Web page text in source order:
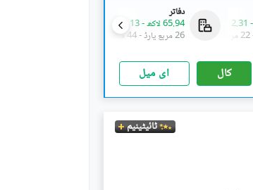
دفاتر
65.94 لاکھ
-1.13 کروڑ
26 مربع یارڈ
-44 مربع یارڈ
2.31 کروڑ
22 مربع یارڈ
کال ای میل
ٹائیٹینیم